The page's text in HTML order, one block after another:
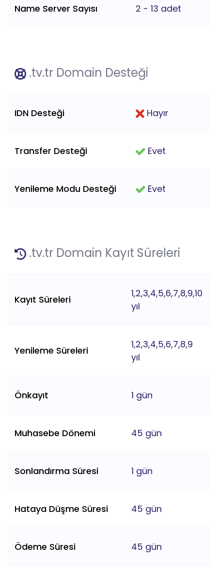
Name Server Sayısı 2 - 13 adet
.tv.tr Domain Desteği
IDN Desteği Hayır
Transfer Desteği Evet
Yenileme Modu Desteği Evet
.tv.tr Domain Kayıt Süreleri
Kayıt Süreleri
1,2,3,4,5,6,7,8,9,10
yıl
Yenileme Süreleri
1,2,3,4,5,6,7,8,9
yıl
Önkayıt 1 gün
Muhasebe Dönemi 45 gün
Sonlandırma Süresi 1 gün
Hataya Düşme Süresi 45 gün
Ödeme Süresi 45 gün